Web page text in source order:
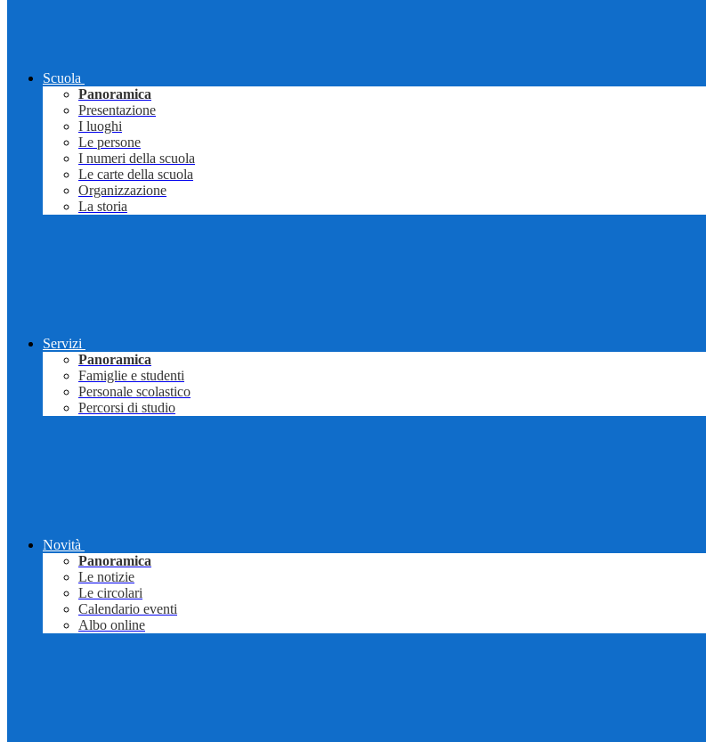
Scuola
Panoramica
Presentazione
I luoghi
Le persone
I numeri della scuola
Le carte della scuola
Organizzazione
La storia
Servizi
Panoramica
Famiglie e studenti
Personale scolastico
Percorsi di studio
Novità
Panoramica
Le notizie
Le circolari
Calendario eventi
Albo online